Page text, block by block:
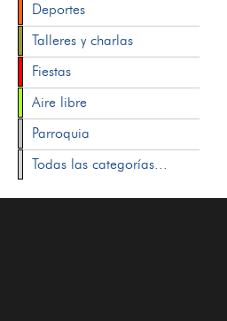
Deportes
Talleres y charlas
Fiestas
Aire libre
Parroquia
Todas las categorías...